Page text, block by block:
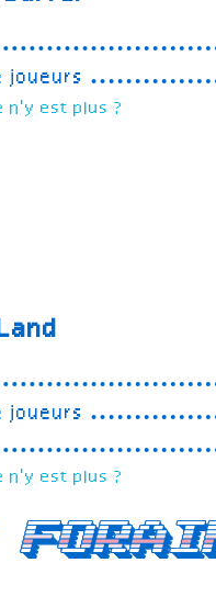
joueurs
n'y est plus ?
joueurs
n'y est plus ?